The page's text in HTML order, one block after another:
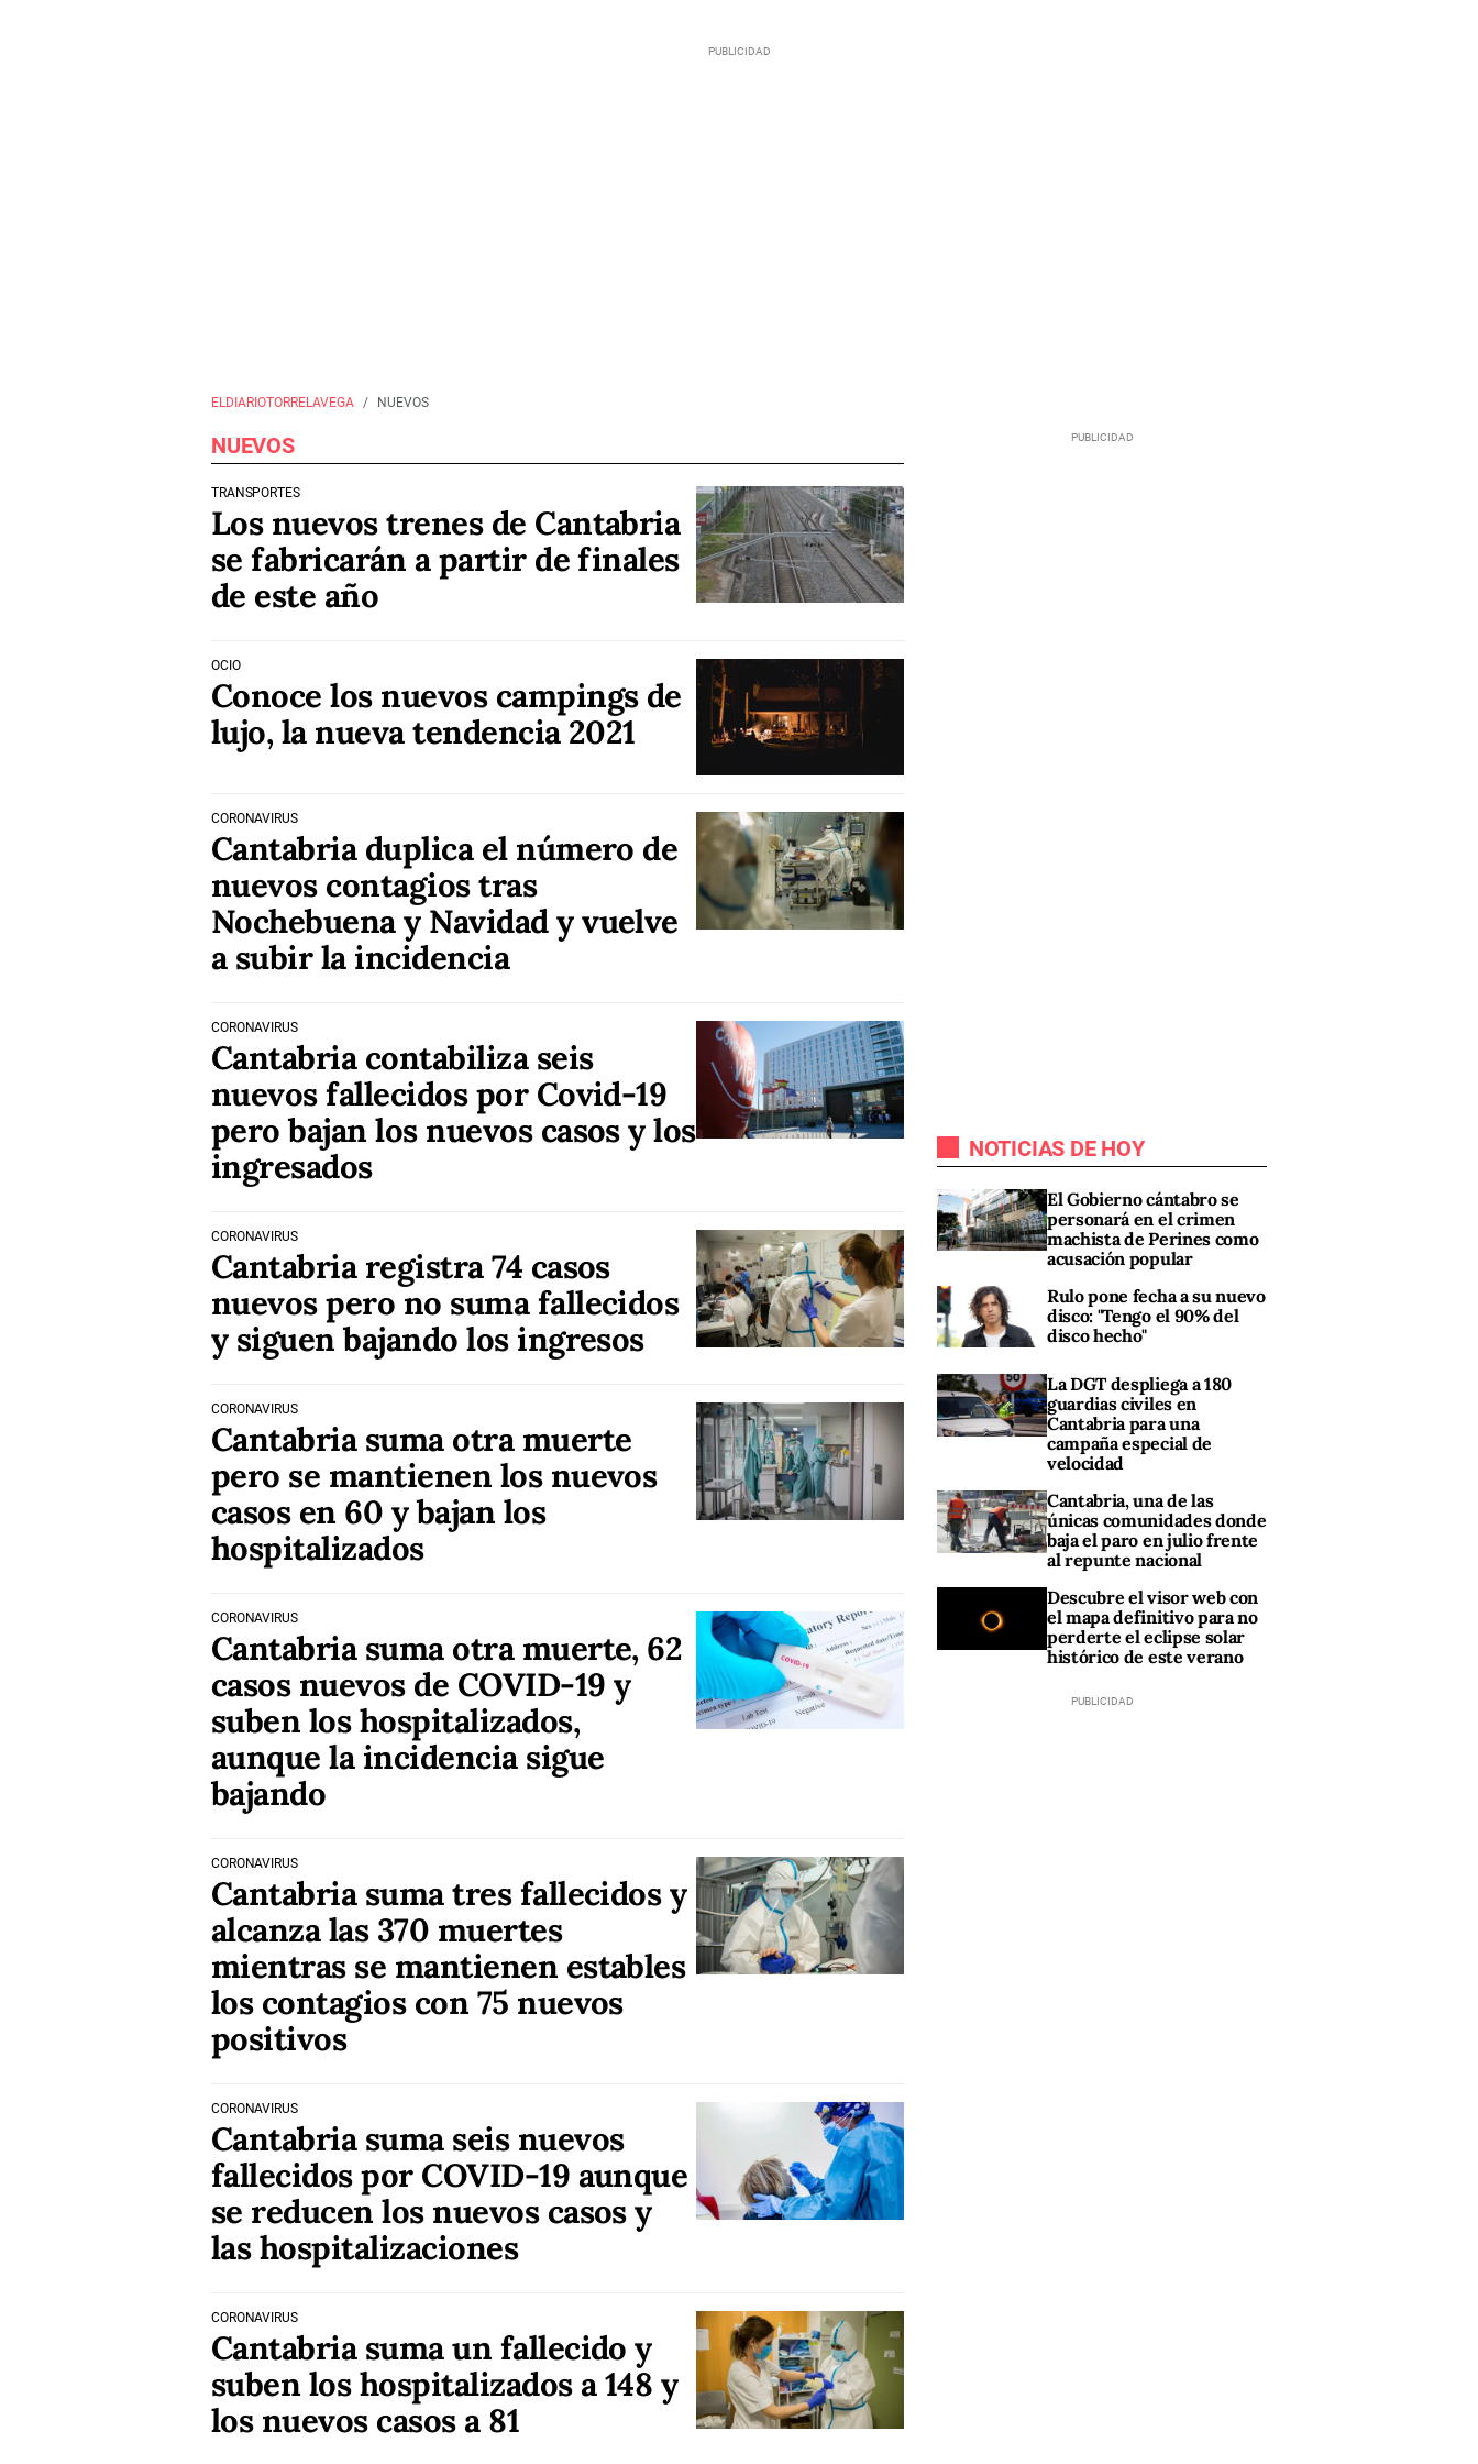
ELDIARIOTORRELAVEGA NUEVOS
NUEVOS
TRANSPORTES
Los nuevos trenes de Cantabria
se fabricarán a partir de finales
de este año
OCIO
Conoce los nuevos campings de
lujo, la nueva tendencia 2021
CORONAVIRUS
Cantabria duplica el número de
nuevos contagios tras
Nochebuena y Navidad y vuelve
a subir la incidencia
CORONAVIRUS
Cantabria contabiliza seis
nuevos fallecidos por Covid-19
pero bajan los nuevos casos y los
ingresados
CORONAVIRUS
Cantabria registra 74 casos
nuevos pero no suma fallecidos
y siguen bajando los ingresos
CORONAVIRUS
Cantabria suma otra muerte
pero se mantienen los nuevos
casos en 60 y bajan los
hospitalizados
CORONAVIRUS
Cantabria suma otra muerte, 62
casos nuevos de COVID-19 y
suben los hospitalizados,
aunque la incidencia sigue
bajando
CORONAVIRUS
Cantabria suma tres fallecidos y
alcanza las 370 muertes
mientras se mantienen estables
los contagios con 75 nuevos
positivos
CORONAVIRUS
Cantabria suma seis nuevos
fallecidos por COVID-19 aunque
se reducen los nuevos casos y
las hospitalizaciones
CORONAVIRUS
Cantabria suma un fallecido y
suben los hospitalizados a 148 y
los nuevos casos a 81
NOTICIAS DE HOY
El Gobierno cántabro se
personará en el crimen
machista de Perines como
acusación popular
Rulo pone fecha a su nuevo
disco: "Tengo el 90% del
disco hecho"
La DGT despliega a 180
guardias civiles en
Cantabria para una
campaña especial de
velocidad
Cantabria, una de las
únicas comunidades donde
baja el paro en julio frente
al repunte nacional
Descubre el visor web con
el mapa definitivo para no
perderte el eclipse solar
histórico de este verano